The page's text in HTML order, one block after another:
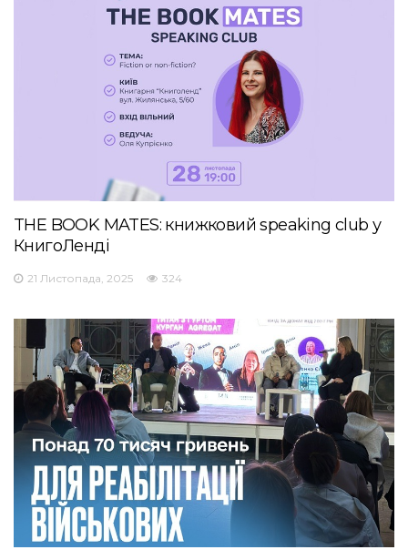
THE BOOK MATES: книжковий speaking club у
КнигоЛенді
21 Листопада, 2025 324